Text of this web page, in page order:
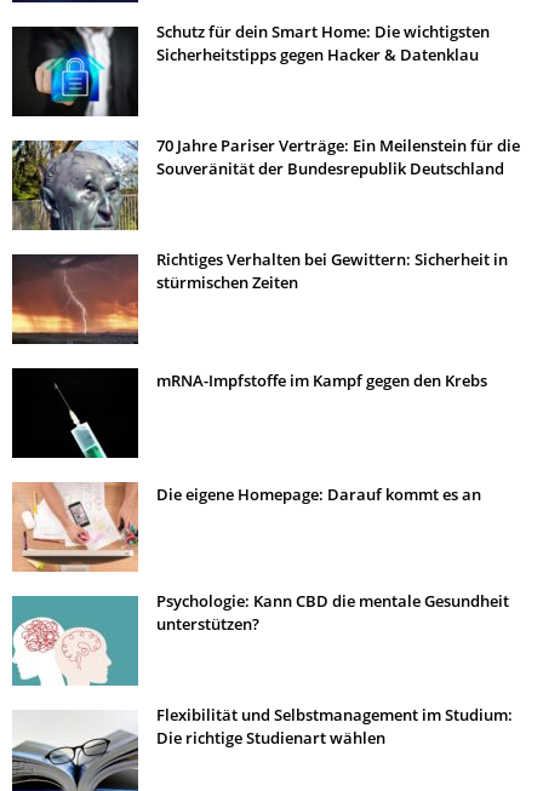
Schutz für dein Smart Home: Die wichtigsten
Sicherheitstipps gegen Hacker & Datenklau
70 Jahre Pariser Verträge: Ein Meilenstein für die
Souveränität der Bundesrepublik Deutschland
Richtiges Verhalten bei Gewittern: Sicherheit in
stürmischen Zeiten
mRNA-Impfstoffe im Kampf gegen den Krebs
Die eigene Homepage: Darauf kommt es an
Psychologie: Kann CBD die mentale Gesundheit
unterstützen?
Flexibilität und Selbstmanagement im Studium:
Die richtige Studienart wählen